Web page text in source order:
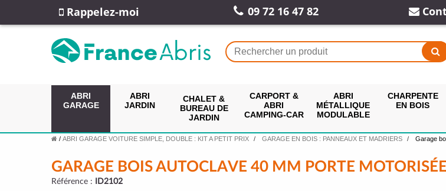
Rappelez-moi 09 72 16 47 82
ABRI
GARAGE
ABRI
JARDIN
CHALET &
BUREAU DE
JARDIN
CARPORT &
ABRI
CAMPING-CAR
ABRI
MÉTALLIQUE
MODULABLE
CHARPENTE
EN BOIS
/ ABRI GARAGE VOITURE SIMPLE, DOUBLE : KIT A PETIT PRIX GARAGE EN BOIS : PANNEAUX ET MADRIERS Garage
GARAGE BOIS AUTOCLAVE 40 MM PORTE MOTORISÉE
Référence : ID2102